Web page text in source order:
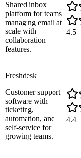
Shared inbox
platform for teams
managing email at
scale with
collaboration
features.
4.5
Freshdesk
Customer support
software with
ticketing,
automation, and
self-service for
growing teams.
4.4